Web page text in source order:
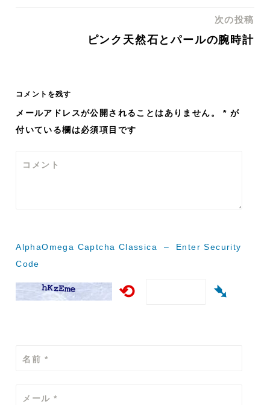
ゲ
ー
ョ
次の投稿
ピンク天然石とパールの腕時計
コメントを残す
メールアドレスが公開されることはありません。 * が
付いている欄は必須項目です
コメント
AlphaOmega Captcha Classica – Enter Security
Code
⟲ ➴
名前 *
メール *